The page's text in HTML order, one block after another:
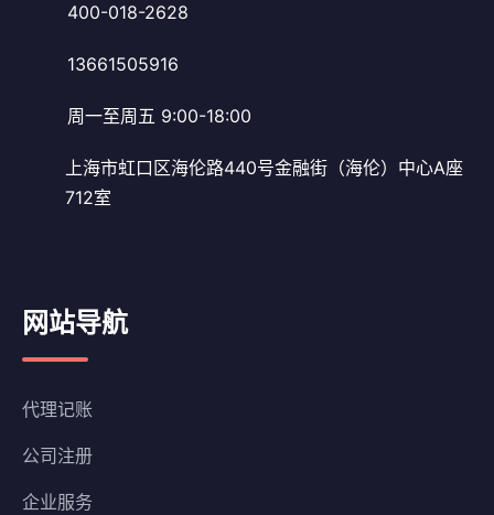
400-018-2628
13661505916
周一至周五 9:00-18:00
上海市虹口区海伦路440号金融街（海伦）中心A座
712室
网站导航
代理记账
公司注册
企业服务